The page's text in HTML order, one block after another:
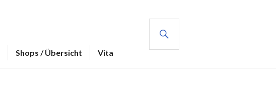
Shops / Übersicht Vita